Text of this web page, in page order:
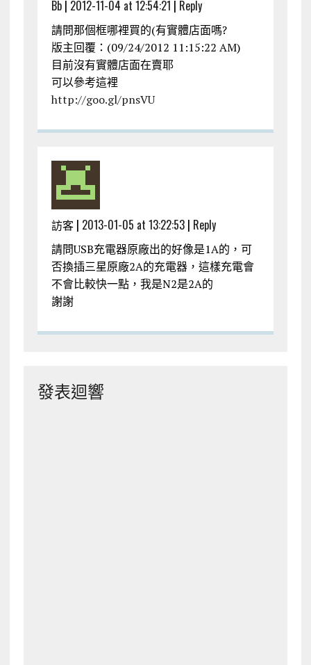
Bb| 2012-11-04 at 12:54:21 | Reply
請問那個框哪裡買的(有實體店面嗎?
版主回覆：(09/24/2012 11:15:22 AM)
目前沒有實體店面在賣耶
可以參考這裡
http://goo.gl/pnsVU
訪客 | 2013-01-05 at 13:22:53| Reply
請問USB充電器原廠出的好像是1A的，可
否換插三星原廠2A的充電器，這樣充電會
不會比較快一點，我是N2是2A的
謝謝
發表迴響